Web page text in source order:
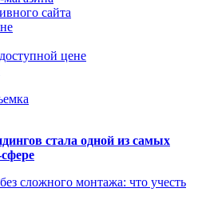
сайта
цене
стала одной из самых
сложного монтажа: что учесть